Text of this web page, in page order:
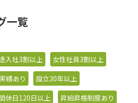
一覧
入社3割以上
女性社員3割以上
績あり
設立30年以上
休日120日以上
昇給昇格制度あり